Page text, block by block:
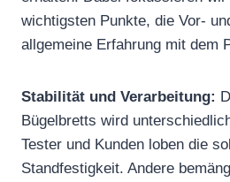
wichtigsten Punkte, die Vor-
allgemeine Erfahrung mit dem
Stabilität und Verarbeitung:
Bügelbretts wird
Tester und Kunden loben die
Standfestigkeit. Andere